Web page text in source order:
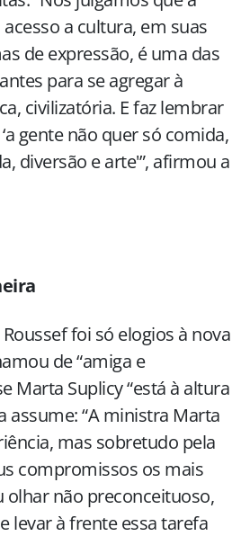
a cultura, em suas
de expressão, é uma das
para se agregar à
civilizatória. E faz lembrar
gente não quer só comida,
diversão e arte'”, afirmou a
foi só elogios à nova
de “amiga e
Marta Suplicy “está à altura
assume: “A ministra Marta
mas sobretudo pela
compromissos os mais
olhar não preconceituoso,
levar à frente essa tarefa